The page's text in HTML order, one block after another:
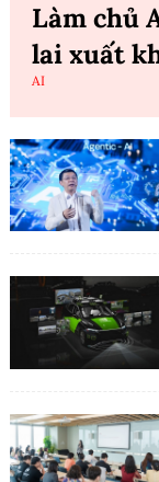
Làm chủ
lai xuất
AI